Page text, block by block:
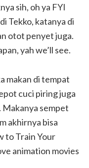
sih, oh ya FYI
Tekko, katanya di
otot penyet juga.
yah we’ll see.
makan di tempat
cuci piring juga
Makanya sempet
akhirnya bisa
to Train Your
animation movies